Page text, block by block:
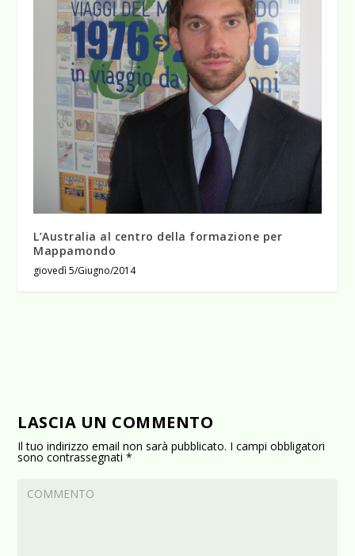
L’Australia al centro della formazione per
Mappamondo
giovedì 5/Giugno/2014
LASCIA UN COMMENTO
Il tuo indirizzo email non sarà pubblicato. I campi obbligatori
sono contrassegnati*